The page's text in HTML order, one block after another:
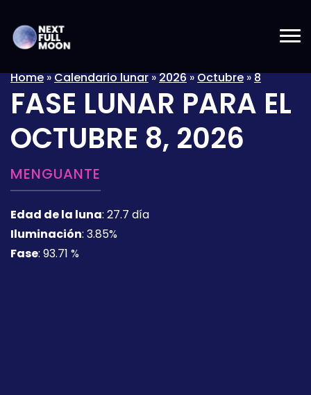
Home»Calendario lunar»2026»Octubre»8
FASE LUNAR PARA EL
OCTUBRE 8, 2026
MENGUANTE
Edad de la luna: 27.7 día
Iluminación: 3.85%
Fase: 93.71 %